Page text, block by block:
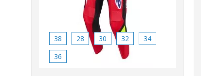
38 28 30 32
34
36